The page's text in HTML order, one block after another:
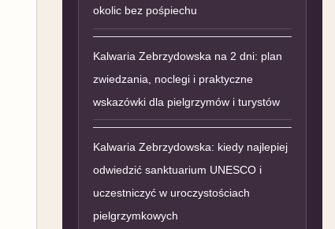
okolic bez pośpiechu
Kalwaria Zebrzydowska na 2 dni: plan
zwiedzania, noclegi i praktyczne
wskazówki dla pielgrzymów i turystów
Kalwaria Zebrzydowska: kiedy najlepiej
odwiedzić sanktuarium UNESCO i
uczestniczyć w uroczystościach
pielgrzymkowych